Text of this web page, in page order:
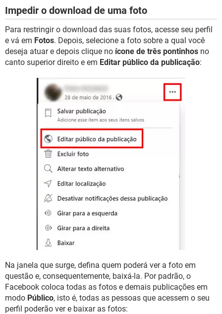
Impedir o download de uma foto
Para restringir o download das suas fotos, acesse seu perfil
e vá em Fotos. Depois, selecione a foto sobre a qual você
deseja atuar e depois clique no ícone de três pontinhos no
canto superior direito e em Editar público da publicação:
Na janela que surge, defina quem poderá ver a foto em
questão e, consequentemente, baixá-la. Por padrão, o
Facebook coloca todas as fotos e demais publicações em
modo Público, isto é, todas as pessoas que acessem o seu
perfil poderão ver e baixar as fotos: